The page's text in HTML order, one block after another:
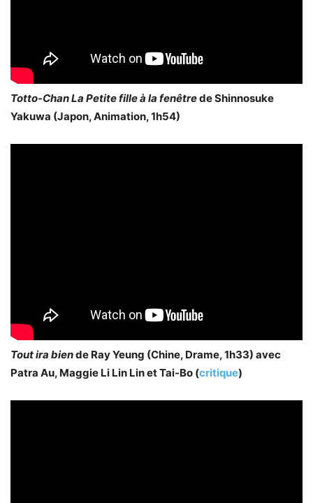
Totto-Chan La Petite fille à la fenêtrede Shinnosuke
Yakuwa (Japon, Animation, 1h54)
Tout ira biende Ray Yeung (Chine, Drame, 1h33) avec
Patra Au, Maggie Li Lin Lin et Tai-Bo (critique)